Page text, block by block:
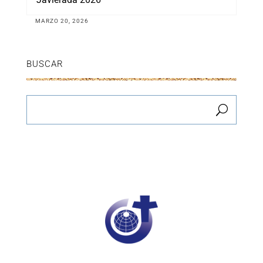
MARZO 20, 2026
BUSCAR